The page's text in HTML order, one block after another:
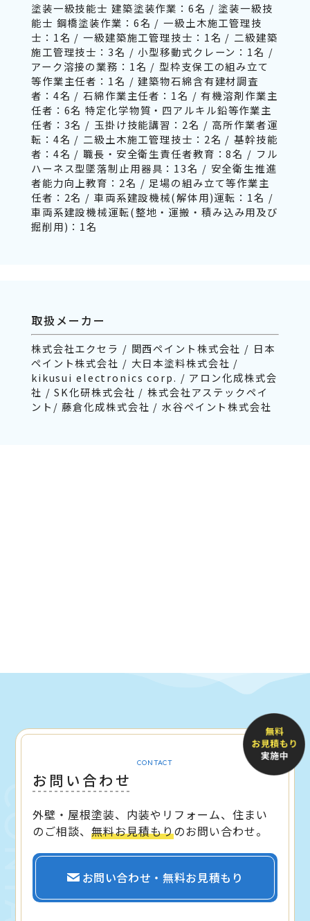
塗装一級技能士 建築塗装作業：6名 / 塗装一級技
能士 鋼橋塗装作業：6名 / 一級土木施工管理技
士：1名 / 一級建築施工管理技士：1名 / 二級建築
施工管理技士：3名 / 小型移動式クレーン：1名 /
アーク溶接の業務：1名 / 型枠支保工の組み立て
等作業主任者：1名 / 建築物石綿含有建材調査
者：4名 / 石綿作業主任者：1名 / 有機溶剤作業主
任者：6名 特定化学物質・四アルキル鉛等作業主
任者：3名 / 玉掛け技能講習：2名 / 高所作業者運
転：4名 / 二級土木施工管理技士：2名 / 基幹技能
者：4名 / 職長・安全衛生責任者教育：8名 / フル
ハーネス型墜落制止用器具：13名 / 安全衛生推進
者能力向上教育：2名 / 足場の組み立て等作業主
任者：2名 / 車両系建設機械(解体用)運転：1名 /
車両系建設機械運転(整地・運搬・積み込み用及び
掘削用)：1名
取扱メーカー
株式会社エクセラ / 関西ペイント株式会社 / 日本
ペイント株式会社 / 大日本塗料株式会社 /
kikusui electronics corp. / アロン化成株式会
社 / SK化研株式会社 / 株式会社アステックペイ
ント/ 藤倉化成株式会社 / 水谷ペイント株式会社
CONTACT
お問い合わせ
外壁・屋根塗装、内装やリフォーム、住まい
のご相談、無料お見積もりのお問い合わせ。
お問い合わせ・無料お見積もり